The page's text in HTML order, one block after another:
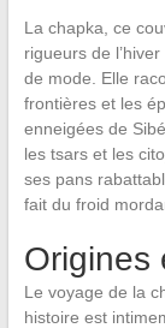
La chapka, ce
rigueurs de
de mode. Elle
frontières et les
enneigées de
les tsars et les
ses pans
fait du froid
Origines
Le voyage de la
histoire est